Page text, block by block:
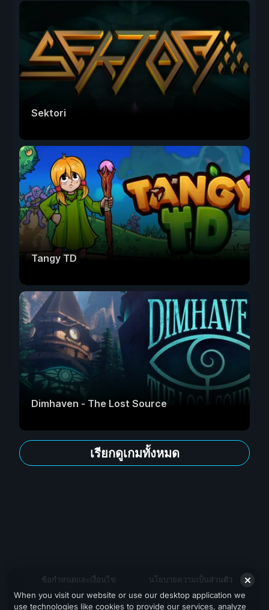
Sektori
Tangy TD
Dimhaven - The Lost Source
เรียกดูเกมทั้งหมด
ข้อกำหนดและเงื่อนไข นโยบายความเป็นส่วนตัว
สนับสนุน
When you visit our website or use our desktop application we
use technologies like cookies to provide our services, analyze